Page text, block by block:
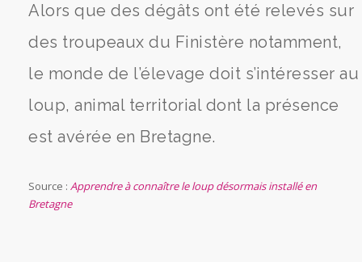
Alors que des dégâts ont été relevés sur
des troupeaux du Finistère notamment,
le monde de l’élevage doit s’intéresser au
loup, animal territorial dont la présence
est avérée en Bretagne.
Source :Apprendre à connaître le loup désormais installé en
Bretagne